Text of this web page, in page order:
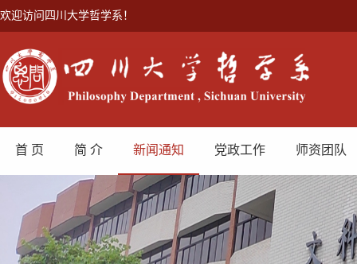
欢迎访问四川大学哲学系！
首 页 简 介 新闻通知 党政工作 师资团队